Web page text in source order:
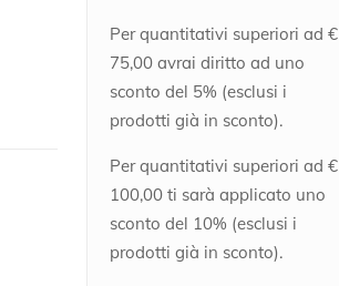
Per quantitativi superiori ad €
75,00 avrai diritto ad uno
sconto del 5% (esclusi i
prodotti già in sconto).
Per quantitativi superiori ad €
100,00 ti sarà applicato uno
sconto del 10% (esclusi i
prodotti già in sconto).